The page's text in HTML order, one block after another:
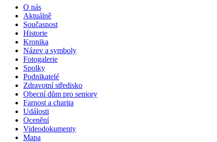
O nás
Aktuálně
Současnost
Historie
Kronika
Název a symboly
Fotogalerie
Spolky
Podnikatelé
Zdravotní středisko
Obecní dům pro seniory
Farnost a charita
Události
Ocenění
Videodokumenty
Mapa